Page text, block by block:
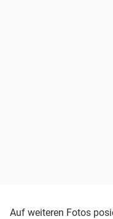
Auf weiteren Fotos